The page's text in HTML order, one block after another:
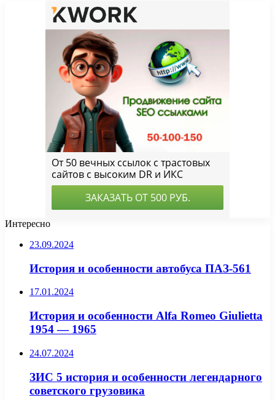
Интересно
23.09.2024
История и особенности автобуса ПАЗ-561
17.01.2024
История и особенности Alfa Romeo Giulietta
1954 — 1965
24.07.2024
ЗИС 5 история и особенности легендарного
советского грузовика